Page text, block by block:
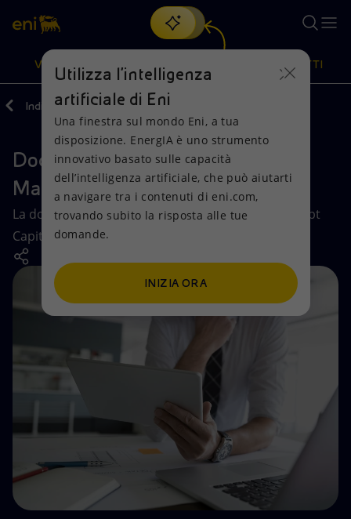
Cerca
scopri EnergIA, la nostra nuova soluzione di intelligenza
artificiale.
VISIONE
Visione
Mission e valori
Persone e Partnership
Net Zero
Modello satellitare
Energia accessibile
Innovazione
Scenari energetici
Azioni
Diversificazione energetica
Tecnologie per la transizione
Collaborazioni per l'innovazione
Attività nel mondo
PRODOTTI
Prodotti
Casa
Imprese
Mobilità
Indietro Investitori Debito e Rating
Documentazione Debt Capital
Market
La documentazione finanziaria di Eni relativa al Debt
Capital Market, consultabile e scaricabile in pdf.
Utilizza l'intelligenza
artificiale di Eni
Una finestra sul mondo Eni, a tua
disposizione. EnergIA è uno strumento
innovativo basato sulle capacità
dell’intelligenza artificiale, che può aiutarti
a navigare tra i contenuti di eni.com,
trovando subito la risposta alle tue
domande.
INIZIA ORA